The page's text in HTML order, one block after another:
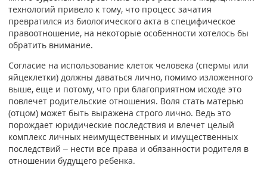
технологий привело к тому, что процесс зачатия
превратился из биологического акта в специфическое
правоотношение, на некоторые особенности хотелось бы
обратить внимание.
Согласие на использование клеток человека (спермы или
яйцеклетки) должны даваться лично, помимо изложенного
выше, еще и потому, что при благоприятном исходе это
повлечет родительские отношения. Воля стать матерью
(отцом) может быть выражена строго лично. Ведь это
порождает юридические последствия и влечет целый
комплекс личных неимущественных и имущественных
последствий – нести все права и обязанности родителя в
отношении будущего ребенка.